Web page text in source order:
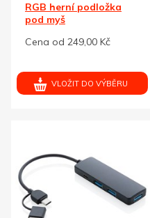
RGB herní podložka
pod myš
Cena od 249,00 Kč
VLOŽIT DO VÝBĚRU